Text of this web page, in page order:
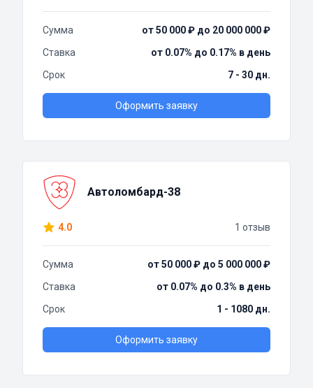
Сумма
от 50 000 ₽ до 20 000 000 ₽
Ставка
от 0.07% до 0.17% в день
Срок
7 - 30 дн.
Оформить заявку
Автоломбард-38
4.0 1 отзыв
Сумма
от 50 000 ₽ до 5 000 000 ₽
Ставка
от 0.07% до 0.3% в день
Срок
1 - 1080 дн.
Оформить заявку